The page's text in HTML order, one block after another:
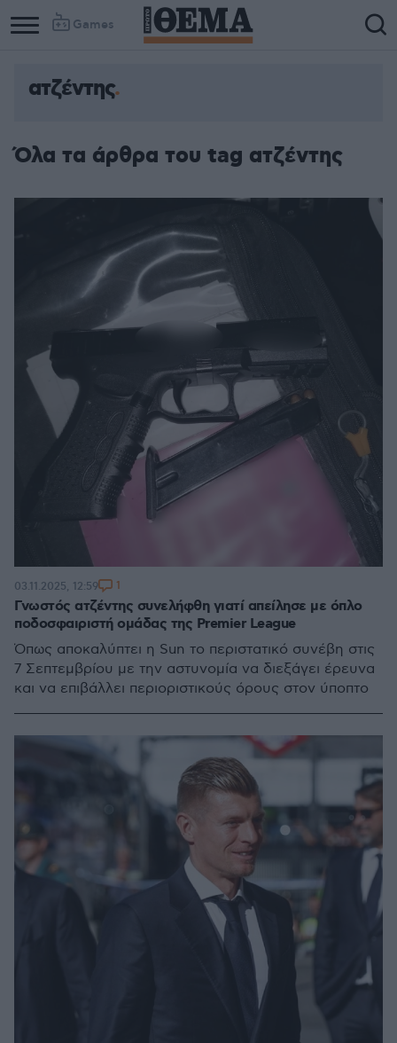
Games
ατζέντης
Όλα τα άρθρα του tag ατζέντης
Γνωστός ατζέντης συνελήφθη γιατί απείλησε με όπλο
ποδοσφαιριστή ομάδας της Premier League
Όπως αποκαλύπτει η Sun το περιστατικό συνέβη στις
7 Σεπτεμβρίου με την αστυνομία να διεξάγει έρευνα
και να επιβάλλει περιοριστικούς όρους στον ύποπτο
03.11.2025, 12:59 1